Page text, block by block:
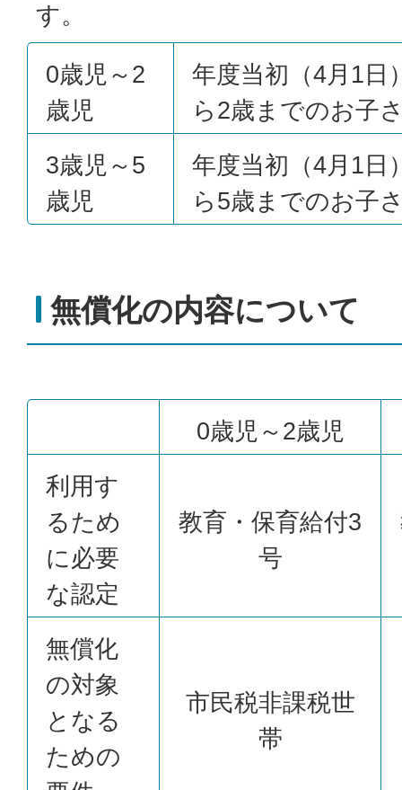
す。
0歳児～2
歳児
年度当初（4月1日
ら2歳までのお子
3歳児～5
歳児
年度当初（4月1日
ら5歳までのお子
無償化の内容について
0歳児～2歳児
利用す
るため
に必要
な認定
教育・保育給付3
号
無償化
の対象
となる
ための
市民税非課税世
帯